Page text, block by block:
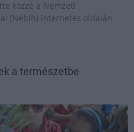
közzé a Nemzeti
(Nébih) internetes oldalán
a természetbe